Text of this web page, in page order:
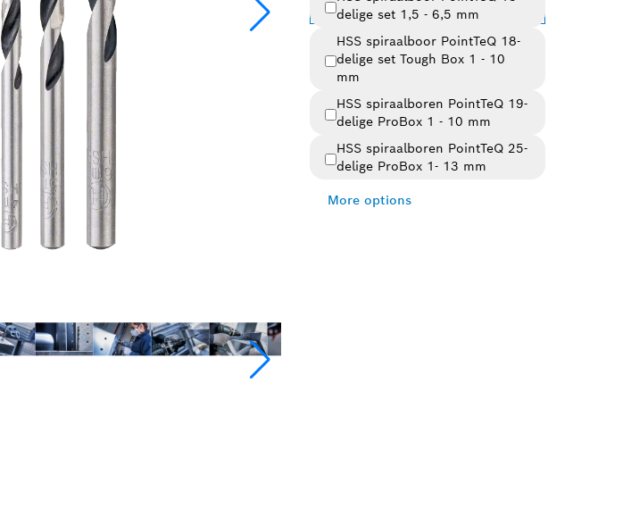
delige set 1,5 - 6,5 mm
HSS spiraalboor PointTeQ 18-
delige set Tough Box 1 - 10
mm
HSS spiraalboren PointTeQ 19-
delige ProBox 1 - 10 mm
HSS spiraalboren PointTeQ 25-
delige ProBox 1- 13 mm
More options
Variantenoverzicht(8)